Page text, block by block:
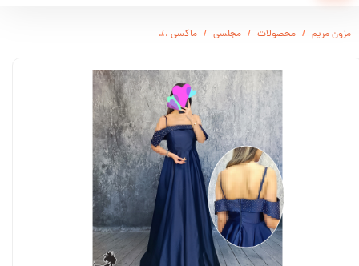
مزون مریم محصولات مجلسی ماکسی